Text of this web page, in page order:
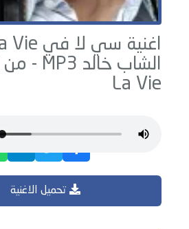
اغنية سي لا في C'est La Vie -
الشاب خالد
La Vie
تحميل الاغنية